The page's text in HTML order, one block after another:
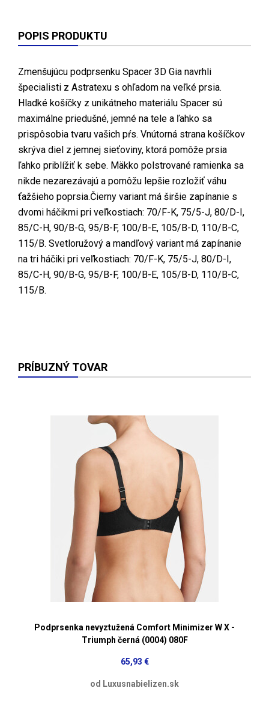
POPIS PRODUKTU
Zmenšujúcu podprsenku Spacer 3D Gia navrhli
špecialisti z Astratexu s ohľadom na veľké prsia.
Hladké košíčky z unikátneho materiálu Spacer sú
maximálne priedušné, jemné na tele a ľahko sa
prispôsobia tvaru vašich pŕs. Vnútorná strana košíčkov
skrýva diel z jemnej sieťoviny, ktorá pomôže prsia
ľahko priblížiť k sebe. Mäkko polstrované ramienka sa
nikde nezarezávajú a pomôžu lepšie rozložiť váhu
ťažšieho poprsia.Čierny variant má širšie zapínanie s
dvomi háčikmi pri veľkostiach: 70/F-K, 75/5-J, 80/D-I,
85/C-H, 90/B-G, 95/B-F, 100/B-E, 105/B-D, 110/B-C,
115/B. Svetloružový a mandľový variant má zapínanie
na tri háčiki pri veľkostiach: 70/F-K, 75/5-J, 80/D-I,
85/C-H, 90/B-G, 95/B-F, 100/B-E, 105/B-D, 110/B-C,
115/B.
PRÍBUZNÝ TOVAR
Podprsenka nevyztužená Comfort Minimizer W X -
Triumph černá (0004) 080F
65,93 €
od Luxusnabielizen.sk